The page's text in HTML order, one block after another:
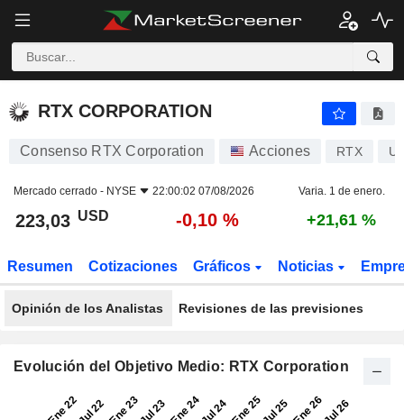
RTX CORPORATION
RTX CORPORATION
Consenso RTX Corporation Acciones RTX
Mercado cerrado - NYSE 22:00:02 07/08/2026 Varia. 1 de enero.
223,03 USD -0,10 % +21,61 %
Resumen Cotizaciones Gráficos Noticias
Opinión de los Analistas Revisiones de las previsiones
Evolución del Objetivo Medio: RTX Corporation